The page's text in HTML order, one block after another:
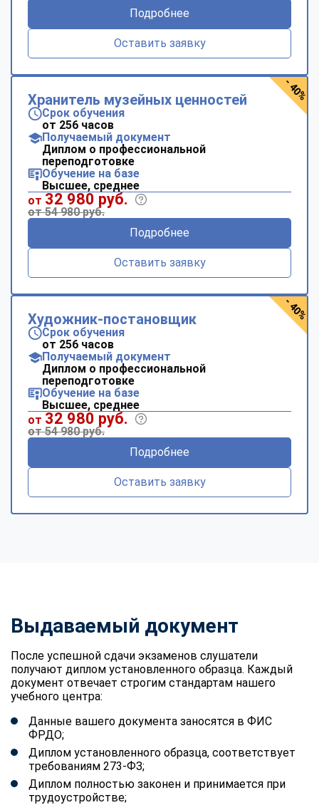
Подробнее
Оставить заявку
Хранитель музейных ценностей
Срок обучения
от 256 часов
Получаемый документ
Диплом о профессиональной
переподготовке
Обучение на базе
Высшее, среднее
от 32 980 руб.
от 54 980 руб.
Подробнее
Оставить заявку
- 40%
Художник-постановщик
Срок обучения
от 256 часов
Получаемый документ
Диплом о профессиональной
переподготовке
Обучение на базе
Высшее, среднее
от 32 980 руб.
от 54 980 руб.
Подробнее
Оставить заявку
- 40%
Выдаваемый документ
После успешной сдачи экзаменов слушатели
получают диплом установленного образца. Каждый
документ отвечает строгим стандартам нашего
учебного центра:
Данные вашего документа заносятся в ФИС
ФРДО;
Диплом установленного образца, соответствует
требованиям 273-ФЗ;
Диплом полностью законен и принимается при
трудоустройстве;